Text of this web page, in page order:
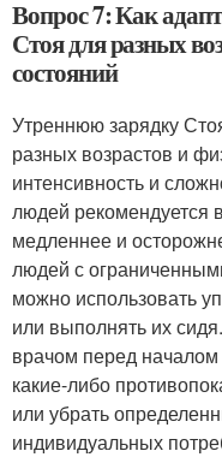
Вопрос 7: Как
Стоя для разных
состояний
Утреннюю зарядку
разных возрастов и
интенсивность и
людей рекомендуется
медленнее и
людей с
можно использовать
или выполнять их
врачом перед началом
какие-либо
или убрать
индивидуальных